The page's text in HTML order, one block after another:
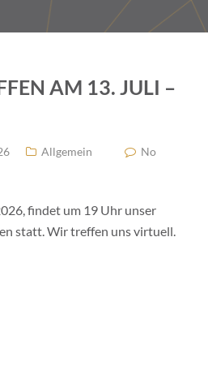
AM 13. JULI –
Allgemein
No
findet um 19 Uhr unser
statt. Wir treffen uns virtuell.